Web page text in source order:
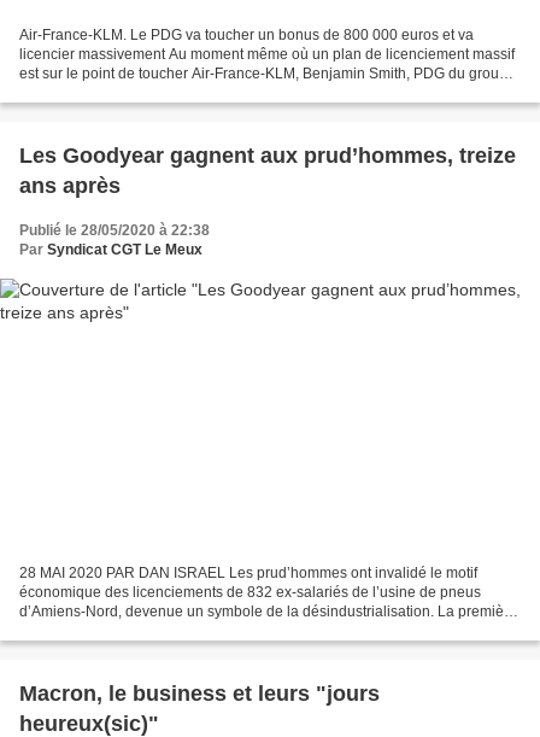
Air-France-KLM. Le PDG va toucher un bonus de 800 000 euros et va
licencier massivement Au moment même où un plan de licenciement massif
est sur le point de toucher Air-France-KLM, Benjamin Smith, PDG du groupe,
Les Goodyear gagnent aux prud’hommes, treize
ans après
Publié le 28/05/2020 à 22:38
Par Syndicat CGT Le Meux
28 MAI 2020 PAR DAN ISRAEL Les prud’hommes ont invalidé le motif
économique des licenciements de 832 ex-salariés de l’usine de pneus
d’Amiens-Nord, devenue un symbole de la désindustrialisation. La première
Macron, le business et leurs "jours
heureux(sic)"